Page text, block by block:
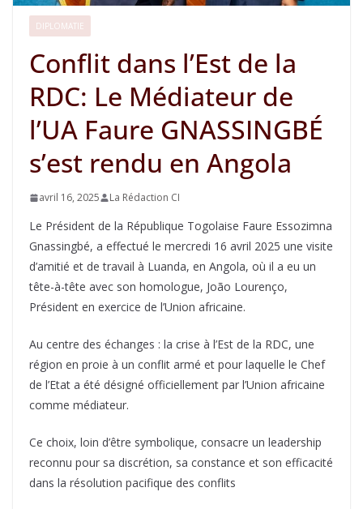
DIPLOMATIE
Conflit dans l’Est de la
RDC: Le Médiateur de
l’UA Faure GNASSINGBÉ
s’est rendu en Angola
avril 16, 2025 La Rédaction CI
Le Président de la République Togolaise Faure Essozimna
Gnassingbé, a effectué le mercredi 16 avril 2025 une visite
d’amitié et de travail à Luanda, en Angola, où il a eu un
tête-à-tête avec son homologue, João Lourenço,
Président en exercice de l’Union africaine.
Au centre des échanges : la crise à l’Est de la RDC, une
région en proie à un conflit armé et pour laquelle le Chef
de l’Etat a été désigné officiellement par l’Union africaine
comme médiateur.
Ce choix, loin d’être symbolique, consacre un leadership
reconnu pour sa discrétion, sa constance et son efficacité
dans la résolution pacifique des conflits